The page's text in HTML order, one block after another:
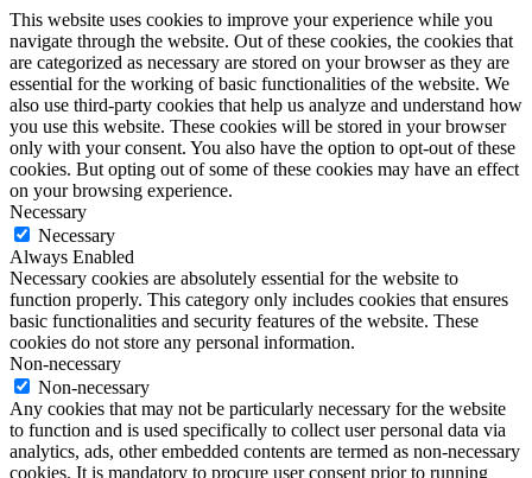
This website uses cookies to improve your experience while you
navigate through the website. Out of these cookies, the cookies that
are categorized as necessary are stored on your browser as they are
essential for the working of basic functionalities of the website. We
also use third-party cookies that help us analyze and understand how
you use this website. These cookies will be stored in your browser
only with your consent. You also have the option to opt-out of these
cookies. But opting out of some of these cookies may have an effect
on your browsing experience.
Necessary
Necessary
Always Enabled
Necessary cookies are absolutely essential for the website to
function properly. This category only includes cookies that ensures
basic functionalities and security features of the website. These
cookies do not store any personal information.
Non-necessary
Non-necessary
Any cookies that may not be particularly necessary for the website
to function and is used specifically to collect user personal data via
analytics, ads, other embedded contents are termed as non-necessary
cookies. It is mandatory to procure user consent prior to running